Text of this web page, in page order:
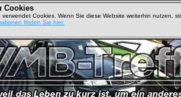
Cookies
verwendet Cookies. Wenn Sie diese Website weiterhin nutzen,
finden Sie hier.